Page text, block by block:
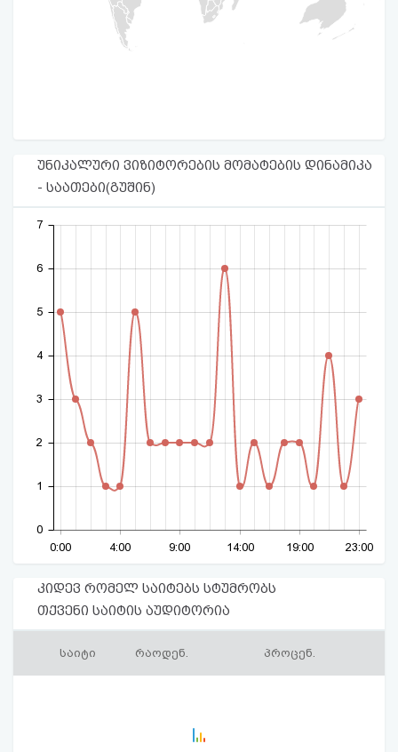
უნიკალური ვიზიტორების მომატების დინამიკა
- საათები(გუშინ)
0:00 4:00 9:00 14:00 19:00 23:00
0
1
2
3
4
5
6
7
კიდევ რომელ საიტებს სტუმრობს
თქვენი საიტის აუდიტორია
საიტი რაოდენ. პროცენ.